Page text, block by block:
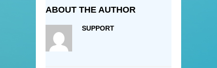
ABOUT THE AUTHOR
SUPPORT